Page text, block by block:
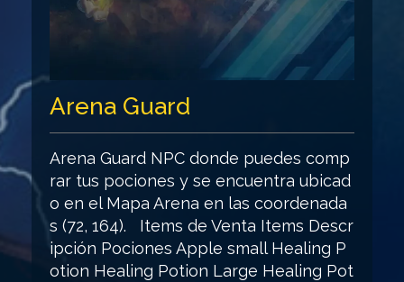
Arena Guard
Arena Guard NPC donde puedes comp
rar tus pociones y se encuentra ubicad
o en el Mapa Arena en las coordenada
s (72, 164). Items de Venta Items Descr
ipción Pociones Apple small Healing P
otion Healing Potion Large Healing Pot